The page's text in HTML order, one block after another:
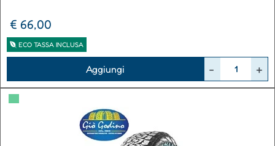
€ 66,00
ECO TASSA INCLUSA
Aggiungi
▀